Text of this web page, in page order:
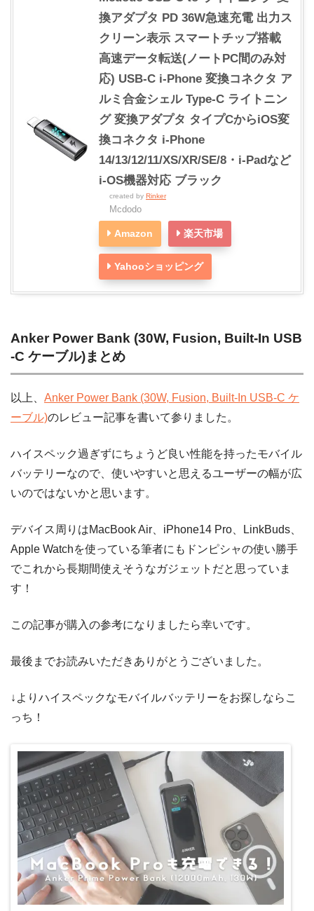
換アダプタ PD 36W急速充電 出力ス
クリーン表示 スマートチップ搭載
高速データ転送(ノートPC間のみ対
応) USB-C i-Phone 変換コネクタ ア
ルミ合金シェル Type-C ライトニン
グ 変換アダプタ タイプCからiOS変
換コネクタ i-Phone
14/13/12/11/XS/XR/SE/8・i-Padなど
i-OS機器対応 ブラック
created by Rinker
Mcdodo
Amazon 楽天市場
Yahooショッピング
Anker Power Bank (30W, Fusion, Built-In USB
-C ケーブル)まとめ
以上、 Anker Power Bank (30W, Fusion, Built-In USB-C ケ
ーブル)のレビュー記事を書いて参りました。
ハイスペック過ぎずにちょうど良い性能を持ったモバイル
バッテリーなので、使いやすいと思えるユーザーの幅が広
いのではないかと思います。
デバイス周りはMacBook Air、iPhone14 Pro、LinkBuds、
Apple Watchを使っている筆者にもドンピシャの使い勝手
でこれから長期間使えそうなガジェットだと思っていま
す！
この記事が購入の参考になりましたら幸いです。
最後までお読みいただきありがとうございました。
↓よりハイスペックなモバイルバッテリーをお探しならこ
っち！